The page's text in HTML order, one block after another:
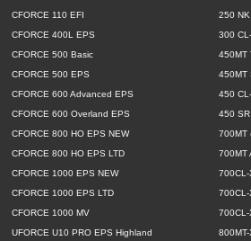
CFORCE 110 EFI
CFORCE 400L EPS
CFORCE 500 Basic
CFORCE 500 EPS
CFORCE 600 Advanced EPS
CFORCE 600 Overland EPS
CFORCE 800 HO EPS NEW
CFORCE 800 HO EPS LTD
CFORCE 1000 EPS NEW
CFORCE 1000 EPS LTD
CFORCE 1000 MV
UFORCE U10 PRO EPS Highland
250
300
450MT
450MT
450
450
700MT
700MT
700CL-
700CL-